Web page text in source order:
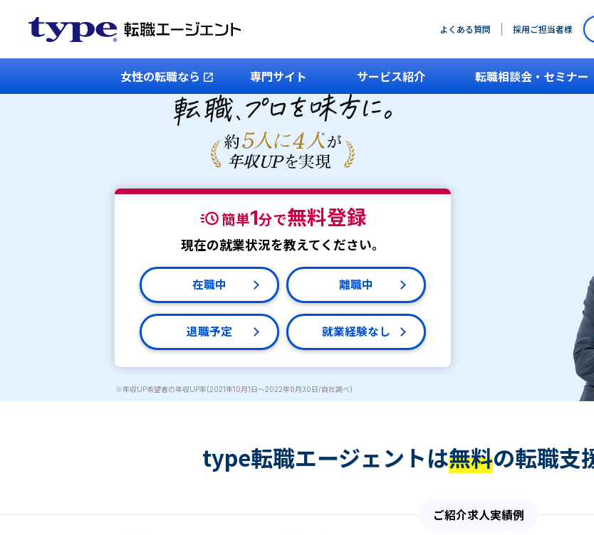
よくある質問 採用ご担当者様
女性の転職なら 専門サイト サービス紹介 転職相談会・セミナー
簡単1分で無料登録
現在の就業状況を教えてください。
在職中 離職中
退職予定 就業経験なし
※年収UP希望者の年収UP率(2021年10月1日～2022年9月30日/自社調べ)
type転職エージェントは無料の転職支
ご紹介求人実績例